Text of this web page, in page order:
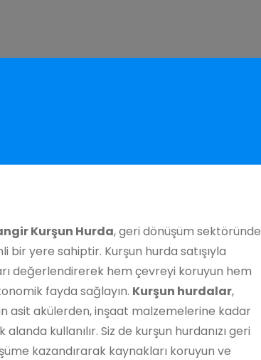
Kurşun Hurda, geri dönüşüm sektöründe
bir yere sahiptir. Kurşun hurda satışıyla
değerlendirerek hem çevreyi koruyun hem
fayda sağlayın. Kurşun hurdalar,
asit akülerden, inşaat malzemelerine kadar
alanda kullanılır. Siz de kurşun hurdanızı geri
kazandırarak kaynakları koruyun ve